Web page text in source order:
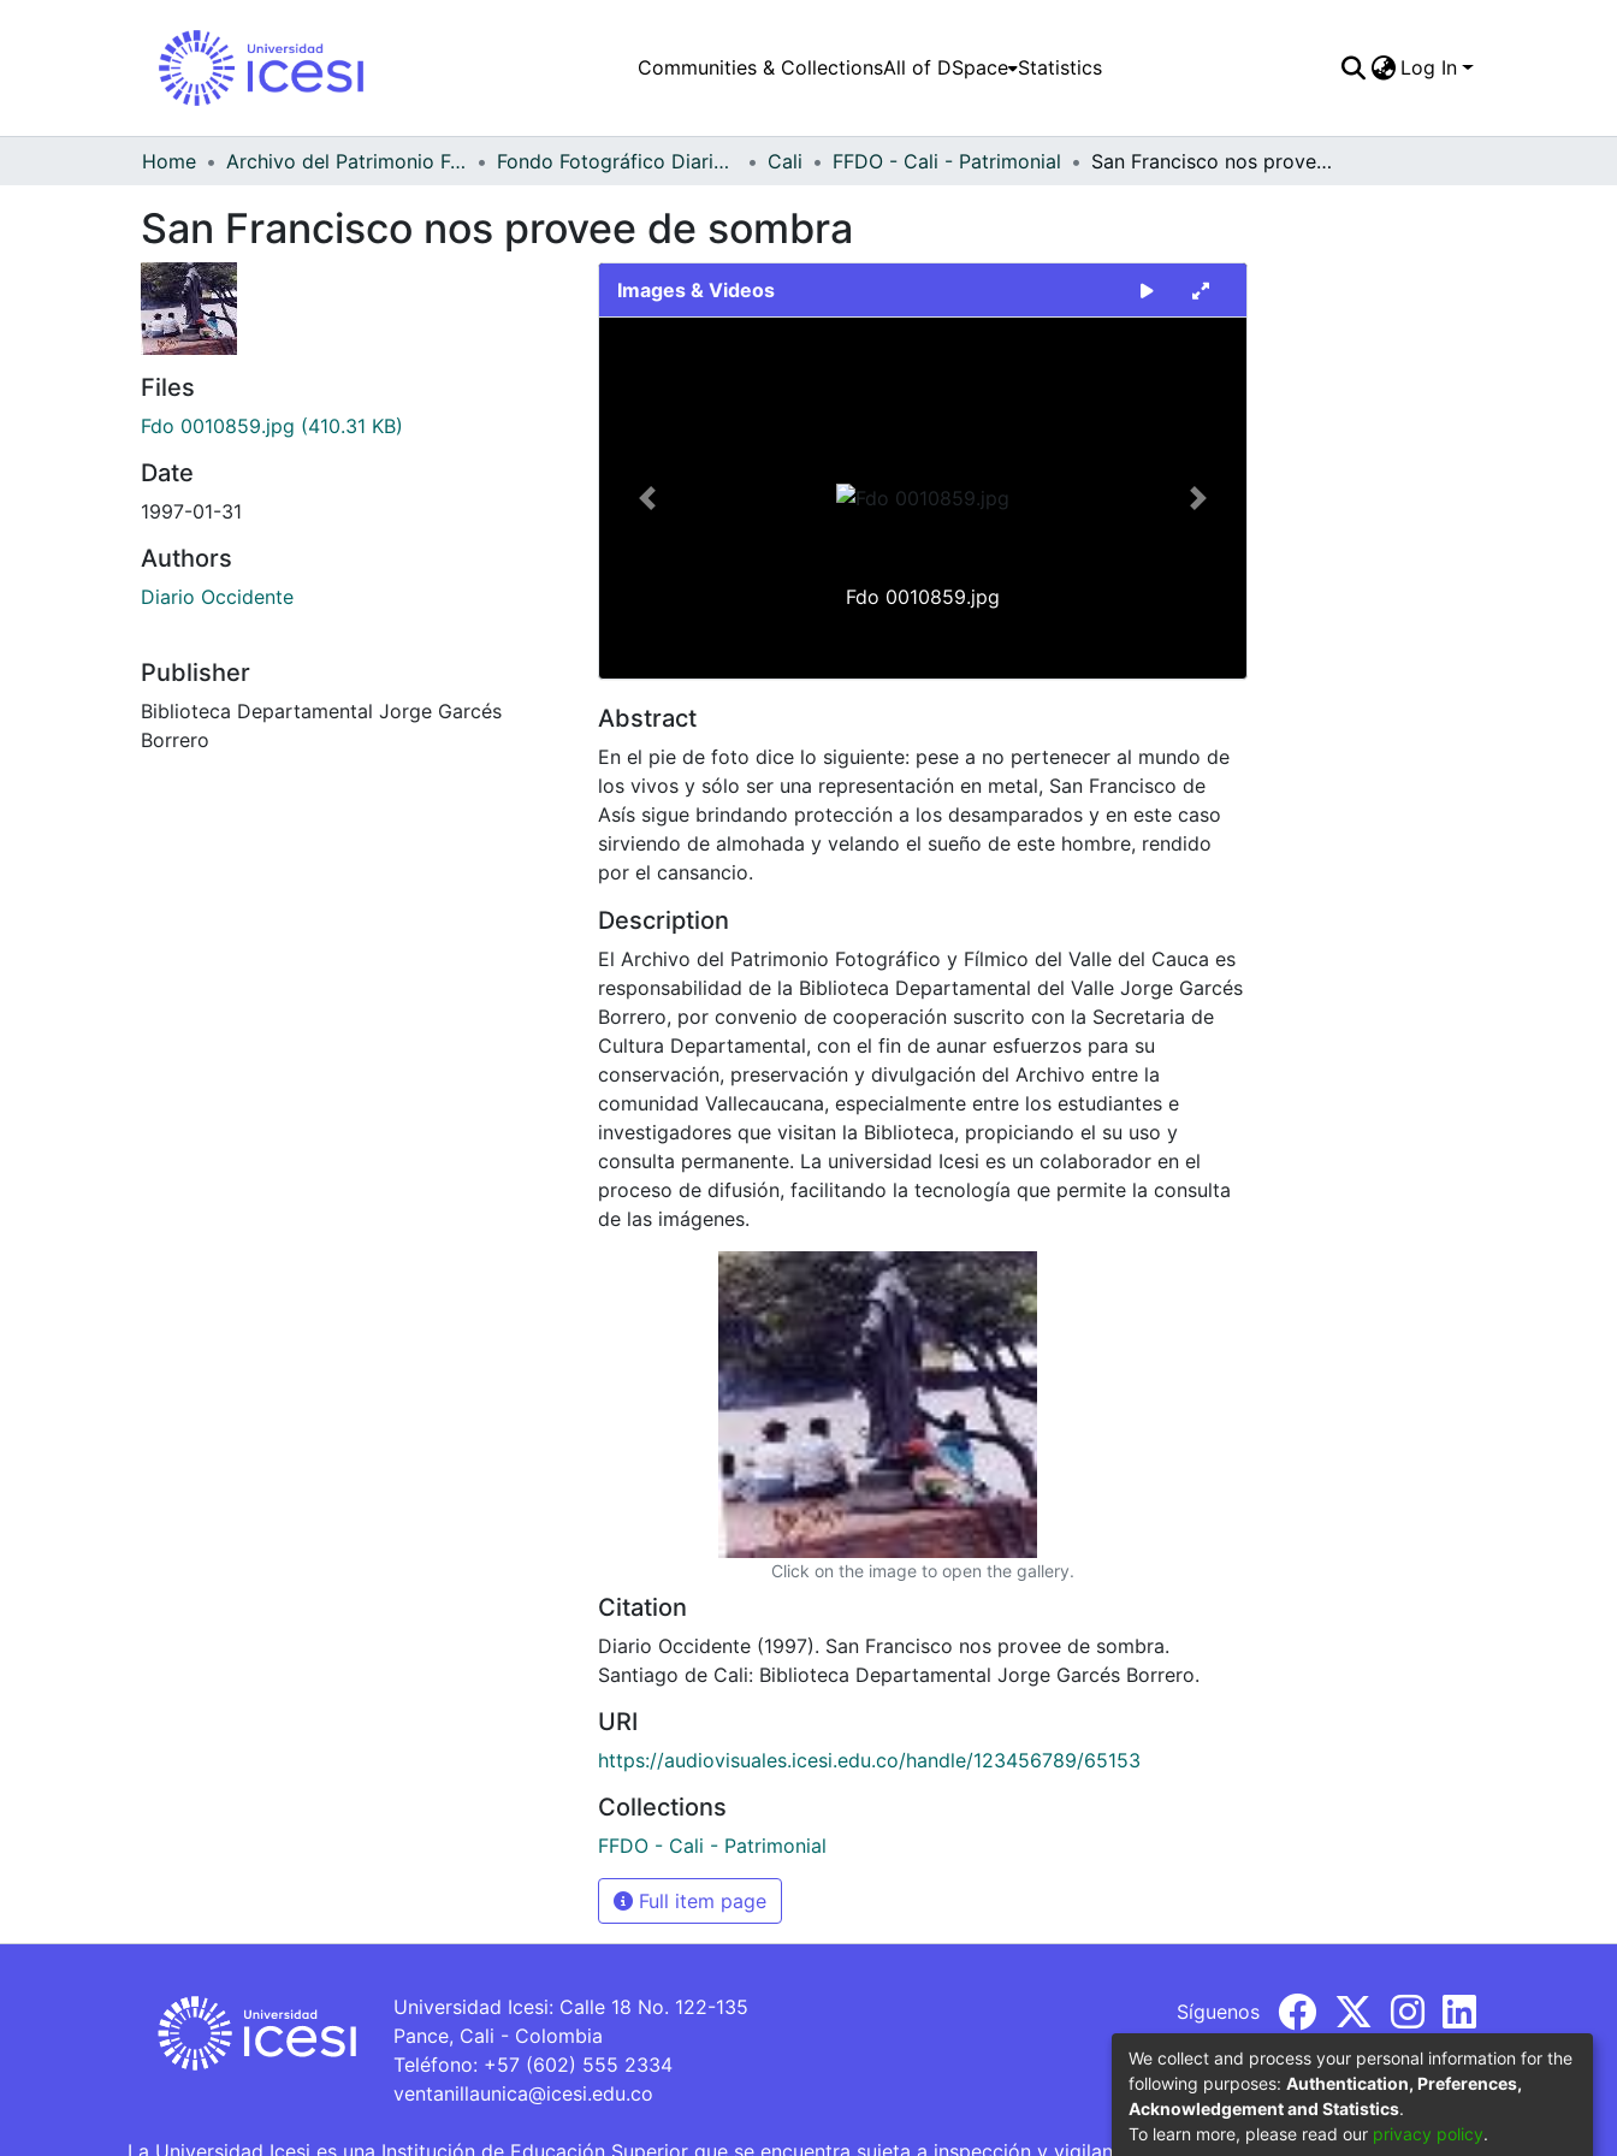
Communities & CollectionsAll of DSpace Statistics Log In
Home Archivo del Patrimonio Fotográfico y Fílmico del Valle del Cauca Fondo Fotográfico Diario Occidente Cali FFDO - Cali - Patrimonial San Francisco nos provee de sombra
San Francisco nos provee de sombra
Files
Fdo 0010859.jpg (410.31 KB)
Date
1997-01-31
Authors
Diario Occidente
Publisher
Biblioteca Departamental Jorge Garcés
Borrero
Images & Videos
Fdo 0010859.jpg
Previous Next
Abstract
En el pie de foto dice lo siguiente: pese a no pertenecer al mundo de
los vivos y sólo ser una representación en metal, San Francisco de
Asís sigue brindando protección a los desamparados y en este caso
sirviendo de almohada y velando el sueño de este hombre, rendido
por el cansancio.
Description
El Archivo del Patrimonio Fotográfico y Fílmico del Valle del Cauca es
responsabilidad de la Biblioteca Departamental del Valle Jorge Garcés
Borrero, por convenio de cooperación suscrito con la Secretaria de
Cultura Departamental, con el fin de aunar esfuerzos para su
conservación, preservación y divulgación del Archivo entre la
comunidad Vallecaucana, especialmente entre los estudiantes e
investigadores que visitan la Biblioteca, propiciando el su uso y
consulta permanente. La universidad Icesi es un colaborador en el
proceso de difusión, facilitando la tecnología que permite la consulta
de las imágenes.
Click on the image to open the gallery.
Citation
Diario Occidente (1997). San Francisco nos provee de sombra.
Santiago de Cali: Biblioteca Departamental Jorge Garcés Borrero.
URI
https://audiovisuales.icesi.edu.co/handle/123456789/65153
Collections
FFDO - Cali - Patrimonial
Full item page
Universidad Icesi: Calle 18 No. 122-135
Pance, Cali - Colombia
Teléfono: +57 (602) 555 2334
ventanillaunica@icesi.edu.co
Síguenos
La Universidad Icesi es una Institución de Educación Superior que se encuentra sujeta a inspección y vigilancia por parte del Ministerio de Educación
We collect and process your personal information for the
following purposes: Authentication, Preferences,
Acknowledgement and Statistics.
To learn more, please read our privacy policy.